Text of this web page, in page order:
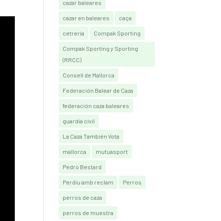
cazar baleares
cazar en baleares caça
cetrería Compak Sporting
Compak Sporting y Sporting
(RRCC)
Consell de Mallorca
Federación Balear de Caza
federación caza baleares
guardia civil
La Caza También Vota
mallorca mutuasport
Pedro Bestard
Perdiu amb reclam Perros
perros de caza
perros de muestra